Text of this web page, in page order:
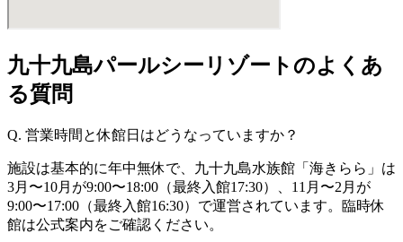
九十九島パールシーリゾートのよくあ
る質問
Q. 営業時間と休館日はどうなっていますか？
施設は基本的に年中無休で、九十九島水族館「海きらら」は
3月〜10月が9:00〜18:00（最終入館17:30）、11月〜2月が
9:00〜17:00（最終入館16:30）で運営されています。臨時休
館は公式案内をご確認ください。